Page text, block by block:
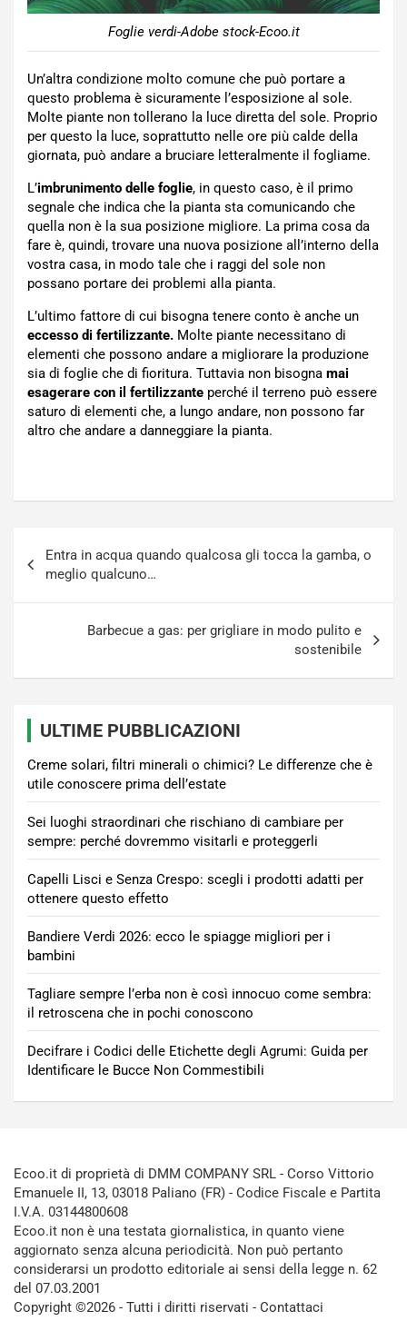
Foglie verdi-Adobe stock-Ecoo.it
Un’altra condizione molto comune che può portare a
questo problema è sicuramente l’esposizione al sole.
Molte piante non tollerano la luce diretta del sole. Proprio
per questo la luce, soprattutto nelle ore più calde della
giornata, può andare a bruciare letteralmente il fogliame.
L’imbrunimento delle foglie, in questo caso, è il primo
segnale che indica che la pianta sta comunicando che
quella non è la sua posizione migliore. La prima cosa da
fare è, quindi, trovare una nuova posizione all’interno della
vostra casa, in modo tale che i raggi del sole non
possano portare dei problemi alla pianta.
L’ultimo fattore di cui bisogna tenere conto è anche un
eccesso di fertilizzante. Molte piante necessitano di
elementi che possono andare a migliorare la produzione
sia di foglie che di fioritura. Tuttavia non bisogna mai
esagerare con il fertilizzante perché il terreno può essere
saturo di elementi che, a lungo andare, non possono far
altro che andare a danneggiare la pianta.
articoli
Entra in acqua quando qualcosa gli tocca la gamba, o
meglio qualcuno…
Barbecue a gas: per grigliare in modo pulito e
sostenibile
ULTIME PUBBLICAZIONI
Creme solari, filtri minerali o chimici? Le differenze che è
utile conoscere prima dell’estate
Sei luoghi straordinari che rischiano di cambiare per
sempre: perché dovremmo visitarli e proteggerli
Capelli Lisci e Senza Crespo: scegli i prodotti adatti per
ottenere questo effetto
Bandiere Verdi 2026: ecco le spiagge migliori per i
bambini
Tagliare sempre l’erba non è così innocuo come sembra:
il retroscena che in pochi conoscono
Decifrare i Codici delle Etichette degli Agrumi: Guida per
Identificare le Bucce Non Commestibili
Ecoo.it di proprietà di DMM COMPANY SRL - Corso Vittorio
Emanuele II, 13, 03018 Paliano (FR) - Codice Fiscale e Partita
I.V.A. 03144800608
Ecoo.it non è una testata giornalistica, in quanto viene
aggiornato senza alcuna periodicità. Non può pertanto
considerarsi un prodotto editoriale ai sensi della legge n. 62
del 07.03.2001
Copyright ©2026 - Tutti i diritti riservati - Contattaci